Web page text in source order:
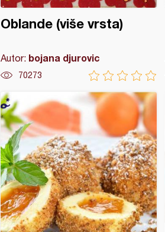
Oblande (više vrsta)
Autor: bojana djurovic
70273